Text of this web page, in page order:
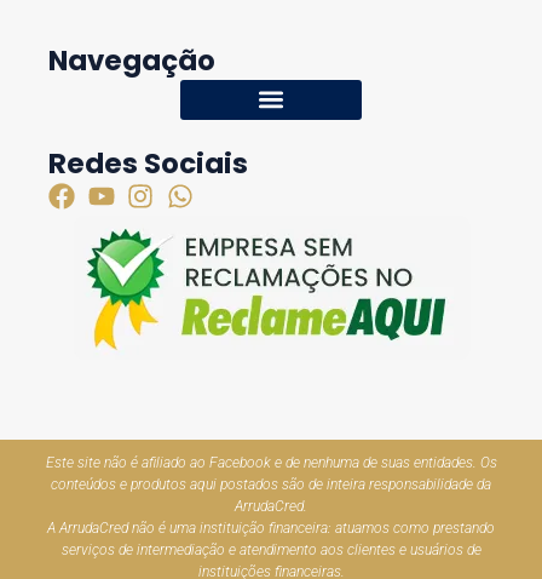
Navegação
Redes Sociais
Este site não é afiliado ao Facebook e de nenhuma de suas entidades. Os
conteúdos e produtos aqui postados são de inteira responsabilidade da
ArrudaCred.
A ArrudaCred não é uma instituição financeira: atuamos como prestando
serviços de intermediação e atendimento aos clientes e usuários de
instituições financeiras.